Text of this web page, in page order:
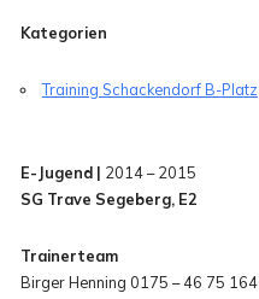
Kategorien
Training Schackendorf B-Platz
E-Jugend | 2014 – 2015
SG Trave Segeberg, E2
Trainerteam
Birger Henning 0175 – 46 75 164